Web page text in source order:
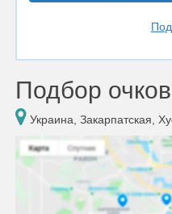
Подбор
Украина, Закарпатская,